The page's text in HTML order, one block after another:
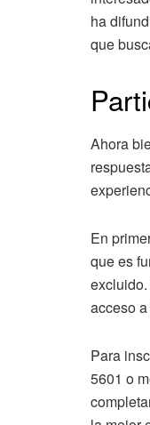
ha
que
Ahora
En
que es
acceso
Para
5601 o